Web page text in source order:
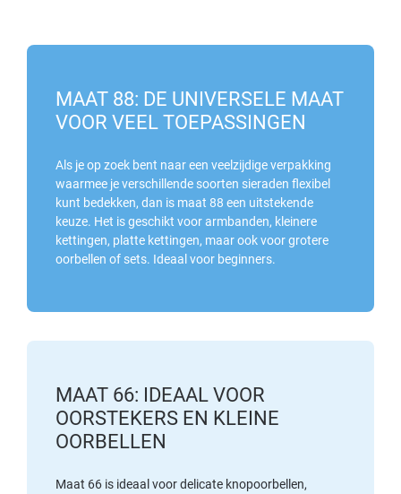
MAAT 88: DE UNIVERSELE MAAT
VOOR VEEL TOEPASSINGEN
Als je op zoek bent naar een veelzijdige verpakking
waarmee je verschillende soorten sieraden flexibel
kunt bedekken, dan is maat 88 een uitstekende
keuze. Het is geschikt voor armbanden, kleinere
kettingen, platte kettingen, maar ook voor grotere
oorbellen of sets. Ideaal voor beginners.
MAAT 66: IDEAAL VOOR
OORSTEKERS EN KLEINE
OORBELLEN
Maat 66 is ideaal voor delicate knopoorbellen,